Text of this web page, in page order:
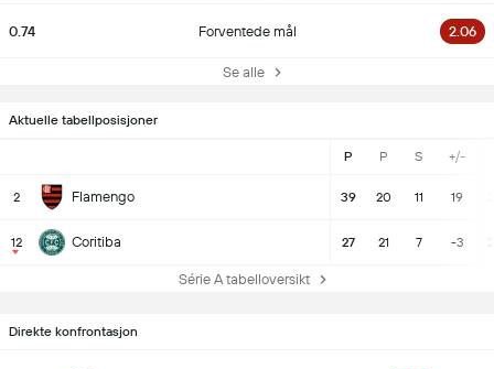
0.74 Forventede mål 2.06
Se alle
Aktuelle tabellposisjoner
P P S +/-
2 Flamengo 39 20 11 19
12 Coritiba 27 21 7 -3
Série A tabelloversikt
Direkte konfrontasjon